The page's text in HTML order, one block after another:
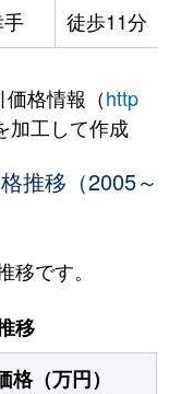
徒歩11分
格情報（http
加工して作成
推移（2005～
です。
移
格（万円）